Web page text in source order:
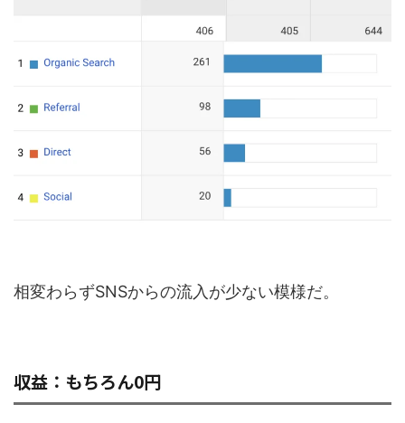
相変わらずSNSからの流入が少ない模様だ。
収益：もちろん0円